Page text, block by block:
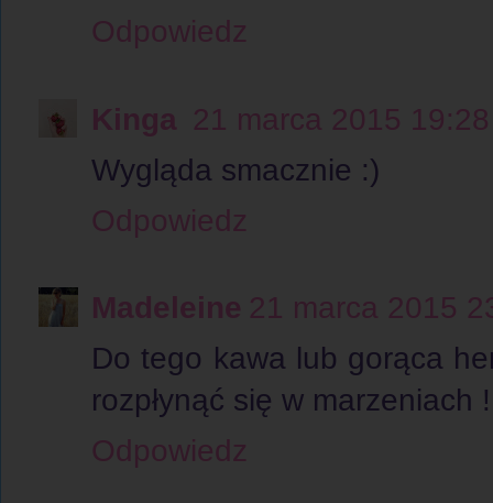
Odpowiedz
Kinga 21 marca 2015 19:28
Wygląda smacznie :)
Odpowiedz
Madeleine 21 marca 2015
Do tego kawa lub gorąca
rozpłynąć się w marzeniach
Odpowiedz